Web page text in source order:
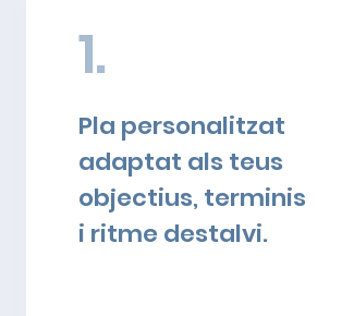
1.
Pla personalitzat
adaptat als teus
objectius, terminis
i ritme destalvi.